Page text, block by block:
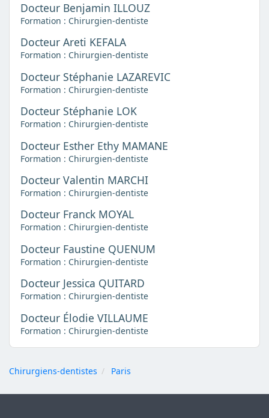
Docteur Benjamin ILLOUZ
Formation : Chirurgien-dentiste
Docteur Areti KEFALA
Formation : Chirurgien-dentiste
Docteur Stéphanie LAZAREVIC
Formation : Chirurgien-dentiste
Docteur Stéphanie LOK
Formation : Chirurgien-dentiste
Docteur Esther Ethy MAMANE
Formation : Chirurgien-dentiste
Docteur Valentin MARCHI
Formation : Chirurgien-dentiste
Docteur Franck MOYAL
Formation : Chirurgien-dentiste
Docteur Faustine QUENUM
Formation : Chirurgien-dentiste
Docteur Jessica QUITARD
Formation : Chirurgien-dentiste
Docteur Élodie VILLAUME
Formation : Chirurgien-dentiste
Chirurgiens-dentistes Paris